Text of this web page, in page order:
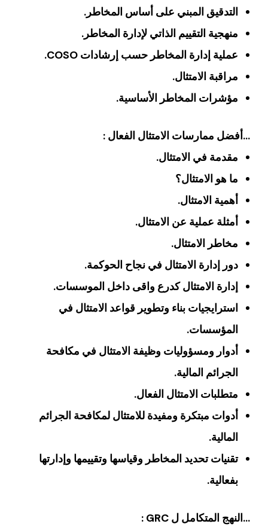
التدقيق المبني على أساس المخاطر.
منهجية التقييم الذاتي لإدارة المخاطر.
عملية إدارة المخاطر حسب إرشادات COSO.
مراقبة الامتثال.
مؤشرات المخاطر الأساسية.
…أفضل ممارسات الامتثال الفعال :
مقدمة في الامتثال.
ما هو الامتثال؟
أهمية الامتثال.
أمثلة عملية عن الامتثال.
مخاطر الامتثال.
دور إدارة الامتثال في نجاح الحوكمة.
إدارة الامتثال كدرع واقى داخل الموسسات.
استرايجيات بناء وتطوير قواعد الامتثال في
المؤسسات.
أدوار ومسؤوليات وظيفة الامتثال في مكافحة
الجرائم المالية.
متطلبات الامتثال الفعال.
أدوات مبتكرة ومفيدة للامتثال لمكافحة الجرائم
المالية.
تقنيات تحديد المخاطر وقياسها وتقييمها وإدارتها
بفعالية.
…النهج المتكامل ل GRC :